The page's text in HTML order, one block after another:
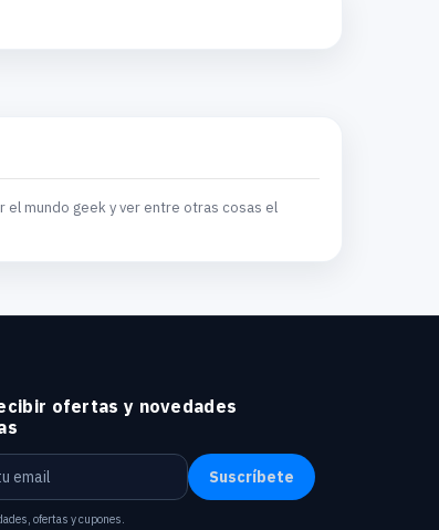
el mundo geek y ver entre otras cosas el
ofertas y novedades
Suscríbete
ofertas y cupones.